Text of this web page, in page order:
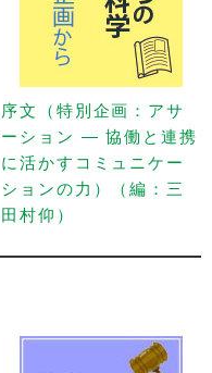
序文（特別企画：アサ
ーション — 協働と連携
に活かすコミュニケー
ションの力）（編：三
田村仰）